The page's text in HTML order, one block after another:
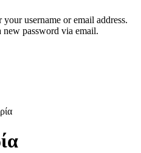
username or email address.
password via email.